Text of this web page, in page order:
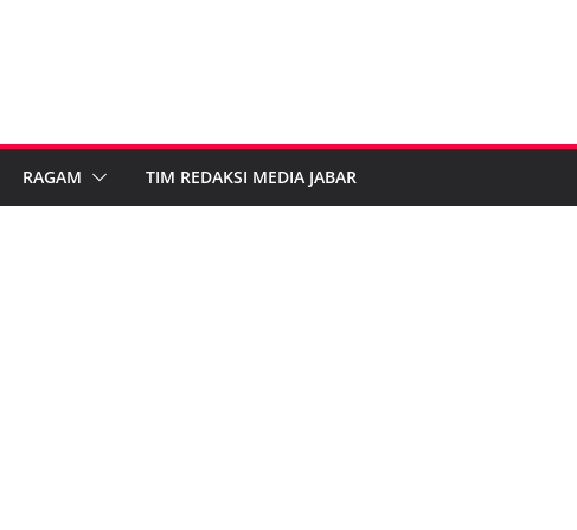
RAGAM TIM REDAKSI MEDIA JABAR